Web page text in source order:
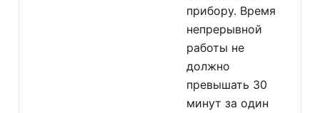
прибору. Время
непрерывной
работы не
должно
превышать 30
минут за один